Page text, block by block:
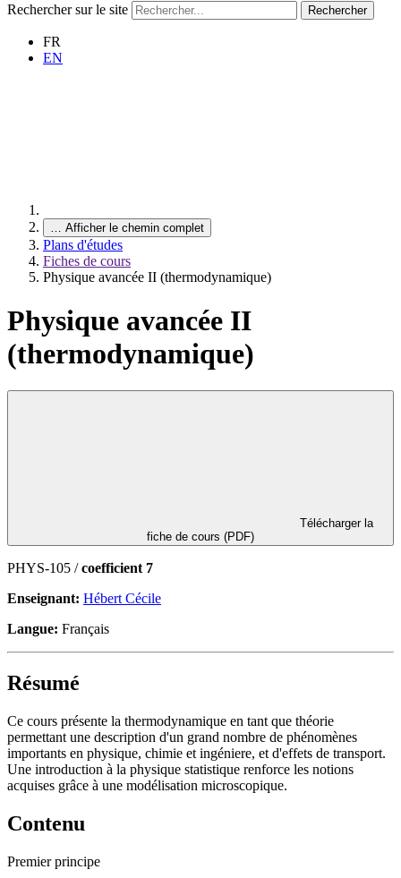
Rechercher sur le site Rechercher
FR
EN
… Afficher le chemin complet
Plans d'études
Fiches de cours
Physique avancée II (thermodynamique)
Physique avancée II
(thermodynamique)
fiche de cours (PDF)
PHYS-105 /coefficient 7
Enseignant: Hébert Cécile
Langue: Français
Résumé
Ce cours présente la thermodynamique en tant que théorie
permettant une description d'un grand nombre de phénomènes
importants en physique, chimie et ingéniere, et d'effets de transport.
Une introduction à la physique statistique renforce les notions
acquises grâce à une modélisation microscopique.
Contenu
Premier principe